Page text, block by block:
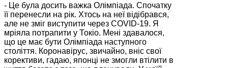
- Це була досить важка Олімпіада. Спочатку
її перенесли на рік. Хтось на неї відібрався,
але не зміг виступити через COVID-19. Я
мріяла потрапити у Токіо. Мені здавалося,
що це має бути Олімпіада наступного
століття. Коронавірус, звичайно, вніс свої
корективи, гадаю, японці не змогли втілити в